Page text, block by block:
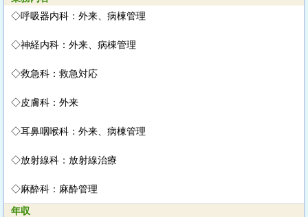
◇呼吸器内科：外来、病棟管理
◇神経内科：外来、病棟管理
◇救急科：救急対応
◇皮膚科：外来
◇耳鼻咽喉科：外来、病棟管理
◇放射線科：放射線治療
◇麻酔科：麻酔管理
年収